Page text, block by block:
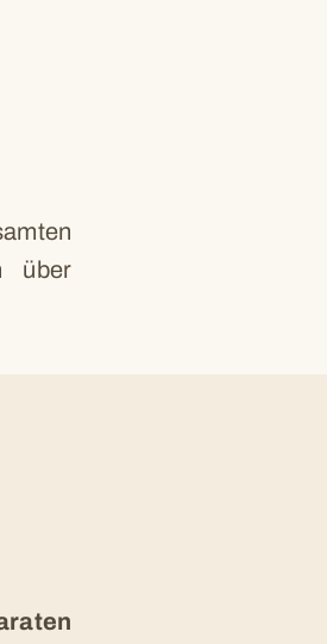
über